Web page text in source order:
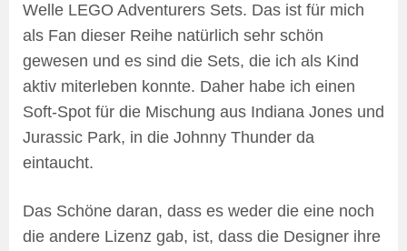
Welle LEGO Adventurers Sets. Das ist für mich
als Fan dieser Reihe natürlich sehr schön
gewesen und es sind die Sets, die ich als Kind
aktiv miterleben konnte. Daher habe ich einen
Soft-Spot für die Mischung aus Indiana Jones und
Jurassic Park, in die Johnny Thunder da
eintaucht.
Das Schöne daran, dass es weder die eine noch
die andere Lizenz gab, ist, dass die Designer ihre